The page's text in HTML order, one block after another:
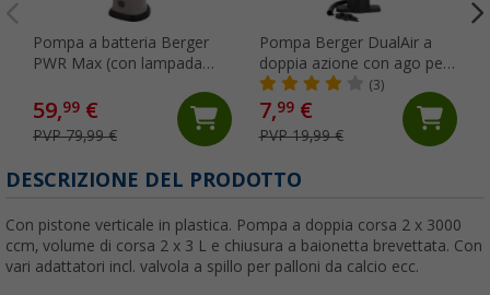
Pompa a batteria Berger
PWR Max (con lampada
59,99 €
PVP 79,99 €
Pompa Berger DualAir a
doppia azione con ago per
valvole
(3)
7,99€
PVP 19,99 €
DESCRIZIONE DEL PRODOTTO
Con pistone verticale in plastica. Pompa a doppia corsa 2 x 3000
ccm, volume di corsa 2 x 3 L e chiusura a baionetta brevettata. Con
vari adattatori incl. valvola a spillo per palloni da calcio ecc.